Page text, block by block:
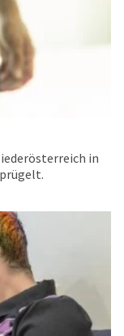
in